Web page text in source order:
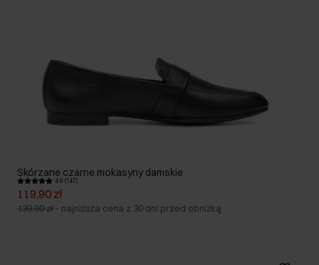
Skórzane czarne mokasyny damskie
4.9 (147)
119,90 zł
139,90 zł - najniższa cena z 30 dni przed obniżką